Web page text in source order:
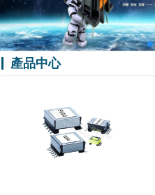
產品中心